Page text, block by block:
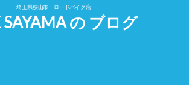
埼玉県狭山市 ロードバイク店
SAYAMA の ブログ